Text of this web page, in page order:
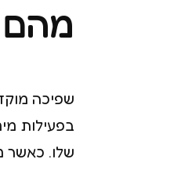
שפיכה
בפעילות
שלו. כאשר